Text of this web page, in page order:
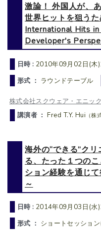
激論！ 外国人が、
世界ヒットを狙う
International Hits in
Developer's
日時 : 2010年09月02日(木
形式 ： ラウンドテーブル
株式会社スクウェア・エニッ
講演者 ：Fred T.Y. Hui （
海外の“できる”ク
る、たった１つの
ション経験を通じ
～
日時 : 2014年09月03日(水
形式 ： ショートセッショ